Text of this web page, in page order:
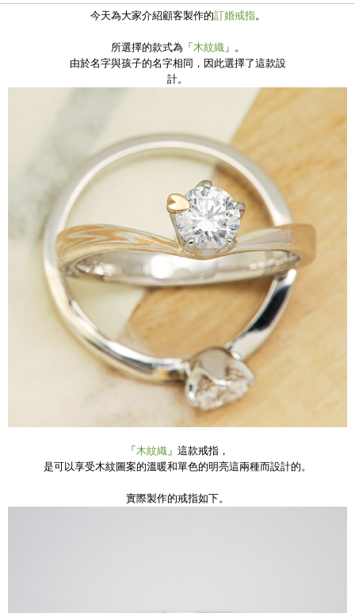
今天為大家介紹顧客製作的訂婚戒指。
所選擇的款式為 「 木紋織」。
由於名字與孩子的名字相同，因此選擇了這款設
計。
「 木紋織 」這款戒指，
是可以享受木紋圖案的溫暖和單色的明亮這兩種而設計的。
實際製作的戒指如下。